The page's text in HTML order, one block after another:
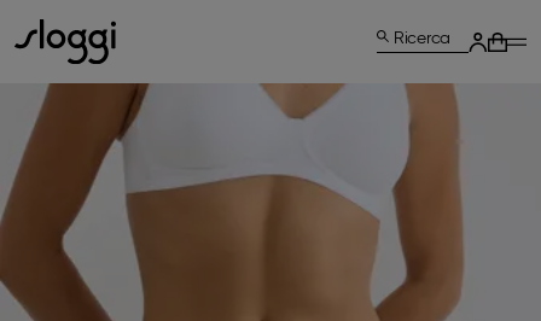
Ricerca